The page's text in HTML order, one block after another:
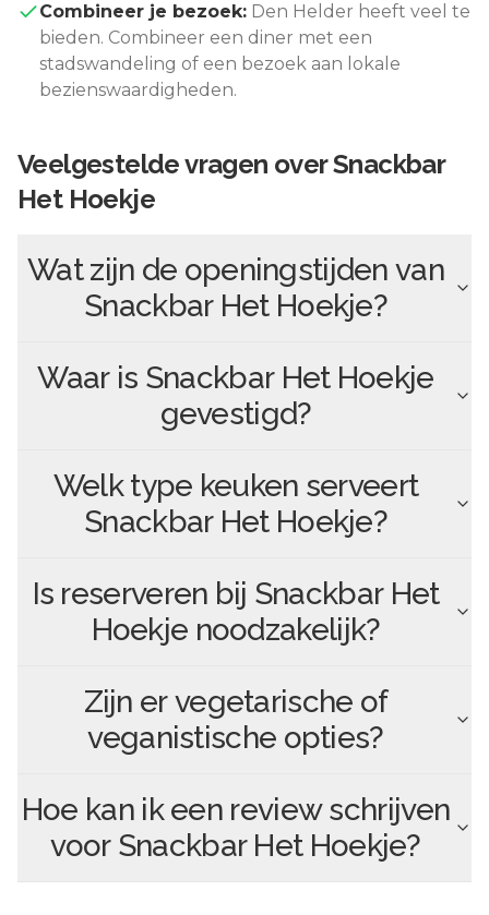
Combineer je bezoek: Den Helder heeft veel te
bieden. Combineer een diner met een
stadswandeling of een bezoek aan lokale
bezienswaardigheden.
Veelgestelde vragen overSnackbar
Het Hoekje
Wat zijn de openingstijden van
Snackbar Het Hoekje?
Waar is Snackbar Het Hoekje
gevestigd?
Welk type keuken serveert
Snackbar Het Hoekje?
Is reserveren bij Snackbar Het
Hoekje noodzakelijk?
Zijn er vegetarische of
veganistische opties?
Hoe kan ik een review schrijven
voor Snackbar Het Hoekje?